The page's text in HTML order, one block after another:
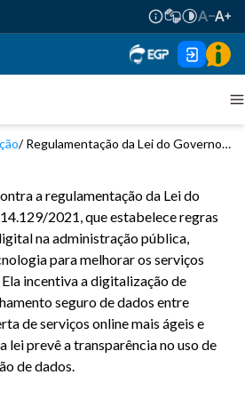
Regulamentação da Lei do Governo Digital
a regulamentação da Lei do
2021, que estabelece regras
na administração pública,
para melhorar os serviços
incentiva a digitalização de
seguro de dados entre
de serviços online mais ágeis e
lei prevê a transparência no uso de
de dados.